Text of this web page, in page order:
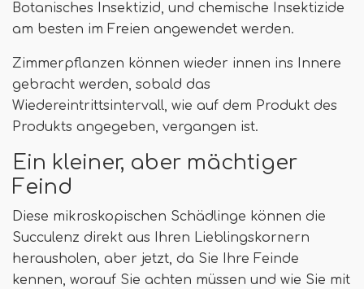
Botanisches Insektizid, und chemische Insektizide
am besten im Freien angewendet werden.
Zimmerpflanzen können wieder innen ins Innere
gebracht werden, sobald das
Wiedereintrittsintervall, wie auf dem Produkt des
Produkts angegeben, vergangen ist.
Ein kleiner, aber mächtiger
Feind
Diese mikroskopischen Schädlinge können die
Succulenz direkt aus Ihren Lieblingskornern
herausholen, aber jetzt, da Sie Ihre Feinde
kennen, worauf Sie achten müssen und wie Sie mit